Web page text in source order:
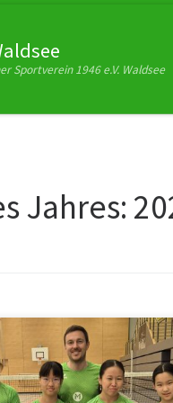
Sportverein 1946 e.V. Waldsee
Jahres: